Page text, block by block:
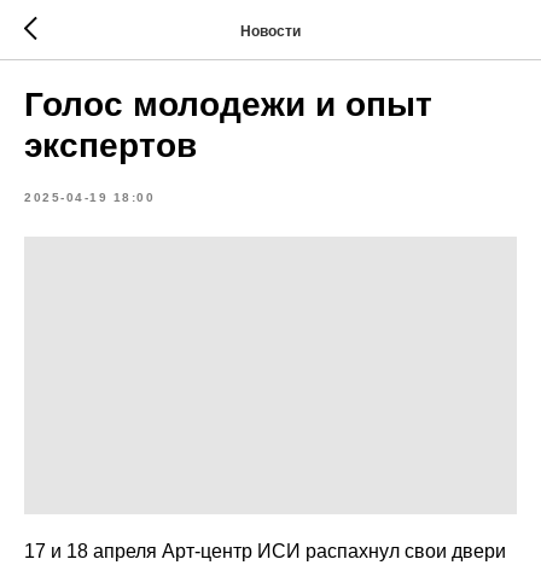
Новости
Голос молодежи и опыт
экспертов
2025-04-19 18:00
17 и 18 апреля Арт-центр ИСИ распахнул свои двери